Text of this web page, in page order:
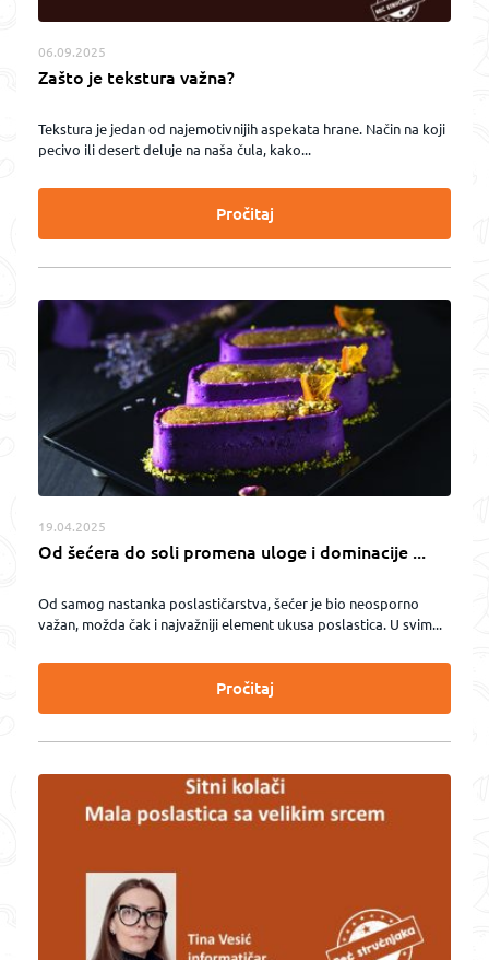
06.09.2025
Zašto je tekstura važna?
Tekstura je jedan od najemotivnijih aspekata hrane. Način na koji
pecivo ili desert deluje na naša čula, kako...
Pročitaj
19.04.2025
Od šećera do soli promena uloge i dominacije ...
Od samog nastanka poslastičarstva, šećer je bio neosporno
važan, možda čak i najvažniji element ukusa poslastica. U svim...
Pročitaj